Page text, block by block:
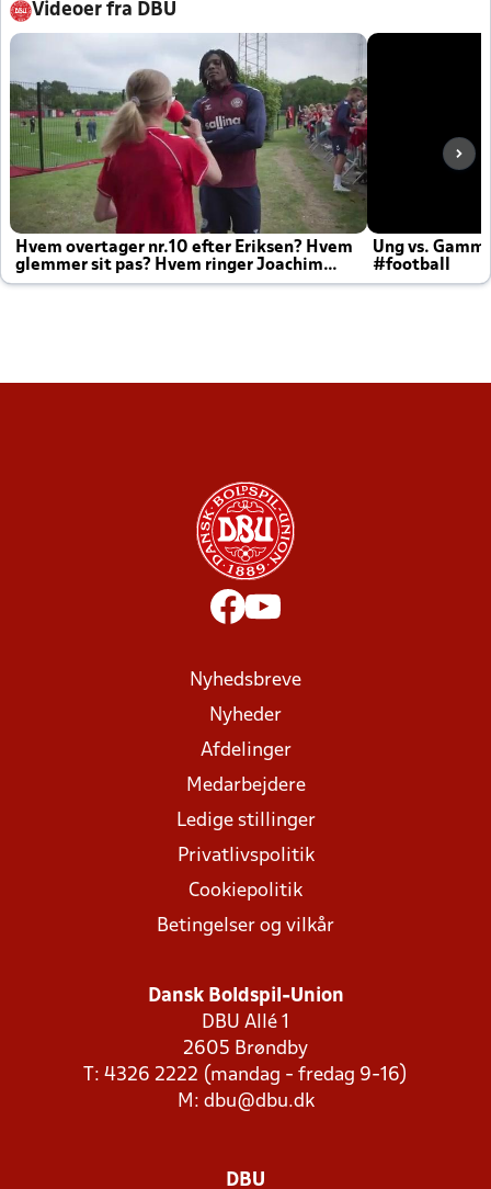
Videoer fra DBU
Hvem overtager nr.10 efter Eriksen? Hvem
glemmer sit pas? Hvem ringer Joachim
altid til efter kampe?
Ung vs.
#football
Nyhedsbreve
Nyheder
Afdelinger
Medarbejdere
Ledige stillinger
Privatlivspolitik
Cookiepolitik
Betingelser og vilkår
Dansk Boldspil-Union
DBU Allé 1
2605 Brøndby
T: 4326 2222 (mandag - fredag 9-16)
M: dbu@dbu.dk
DBU